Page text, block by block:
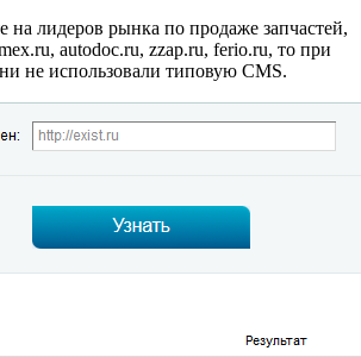
лидеров рынка по продаже запчастей,
autodoc.ru, zzap.ru, ferio.ru, то при
не использовали типовую CMS.